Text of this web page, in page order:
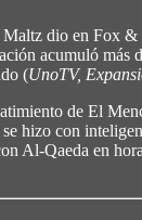
dio en
acumuló más
(UnoTV,
de El
hizo con
Al-Qaeda en